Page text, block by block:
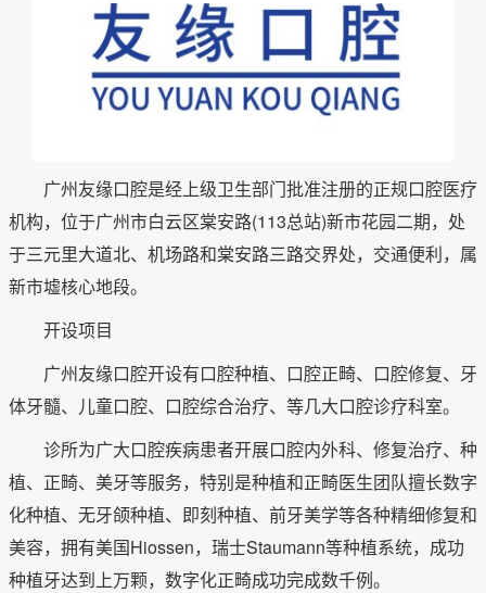
广州友缘口腔是经上级卫生部门批准注册的正规口腔医疗
机构，位于广州市白云区棠安路(113总站)新市花园二期，处
于三元里大道北、机场路和棠安路三路交界处，交通便利，属
新市墟核心地段。
开设项目
广州友缘口腔开设有口腔种植、口腔正畸、口腔修复、牙
体牙髓、儿童口腔、口腔综合治疗、等几大口腔诊疗科室。
诊所为广大口腔疾病患者开展口腔内外科、修复治疗、种
植、正畸、美牙等服务，特别是种植和正畸医生团队擅长数字
化种植、无牙颌种植、即刻种植、前牙美学等各种精细修复和
美容，拥有美国Hiossen，瑞士Staumann等种植系统，成功
种植牙达到上万颗，数字化正畸成功完成数千例。